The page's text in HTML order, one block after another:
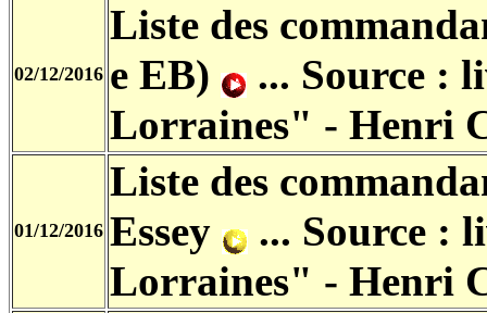
02/12/2016
Liste des
e EB)
... Source :
Lorraines" - Henri
01/12/2016
Liste des
Essey
... Source :
Lorraines" - Henri